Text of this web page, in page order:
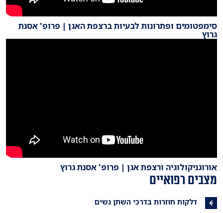
סימפטומים ופתרונות לבעיות ברצפת האגן | פרופ' אסנת
גרוץ
אורוגניקולוגיה ורצפת אגן | פרופ' אסנת גרוץ
מצבים רפואיים
דלקות חוזרות בדרכי השתן נשים